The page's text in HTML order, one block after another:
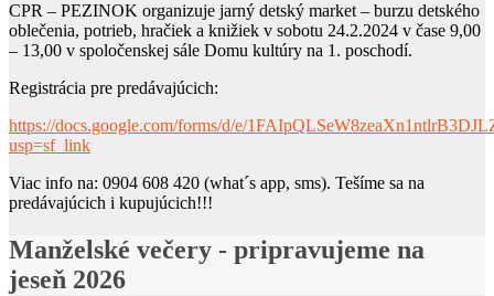
CPR – PEZINOK organizuje jarný detský market – burzu detského
oblečenia, potrieb, hračiek a knižiek v sobotu 24.2.2024 v čase 9,00
– 13,00 v spoločenskej sále Domu kultúry na 1. poschodí.
Registrácia pre predávajúcich:
https://docs.google.com/forms/d/e/
usp=sf_link
Viac info na: 0904 608 420 (what´s app, sms). Tešíme sa na
predávajúcich i kupujúcich!!!
Manželské večery - pripravujeme na
jeseň 2026